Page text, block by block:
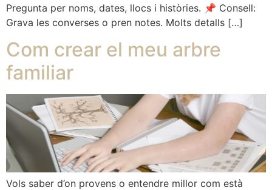
Pregunta per noms, dates, llocs i històries. 📌 Consell:
Grava les converses o pren notes. Molts detalls […]
Com crear el meu arbre
familiar
Vols saber d’on provens o entendre millor com està